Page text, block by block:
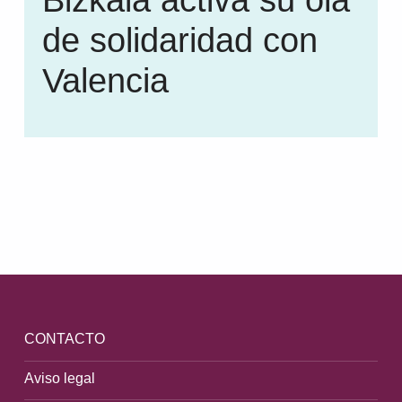
de solidaridad con
Valencia
CONTACTO
Aviso legal